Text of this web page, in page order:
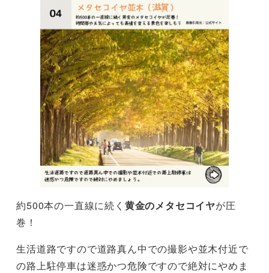
約500本の一直線に続く 黄金のメタセコイヤが圧
巻！
生活道路ですので道路真ん中での撮影や並木付近で
の路上駐停車は迷惑かつ危険ですので絶対にやめま